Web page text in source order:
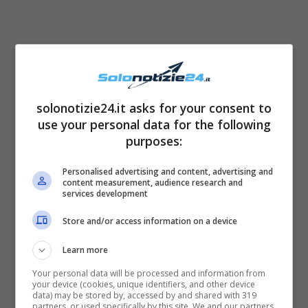
Flavio Briatore lutto – Solonotizie24
LEGGI ANCHE->Dal Grande
solonotizie24.it asks for your consent to
use your personal data for the following
purposes:
Personalised advertising and content, advertising and
content measurement, audience research and
services development
Store and/or access information on a device
Learn more
Your personal data will be processed and information from
your device (cookies, unique identifiers, and other device
data) may be stored by, accessed by and shared with 319